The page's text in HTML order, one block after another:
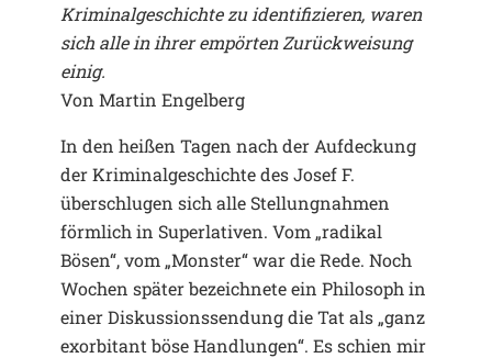
Kriminalgeschichte zu identifizieren, waren
sich alle in ihrer empörten Zurückweisung
einig.
Von Martin Engelberg
In den heißen Tagen nach der Aufdeckung
der Kriminalgeschichte des Josef F.
überschlugen sich alle Stellungnahmen
förmlich in Superlativen. Vom „radikal
Bösen“, vom „Monster“ war die Rede. Noch
Wochen später bezeichnete ein Philosoph in
einer Diskussionssendung die Tat als „ganz
exorbitant böse Handlungen“. Es schien mir